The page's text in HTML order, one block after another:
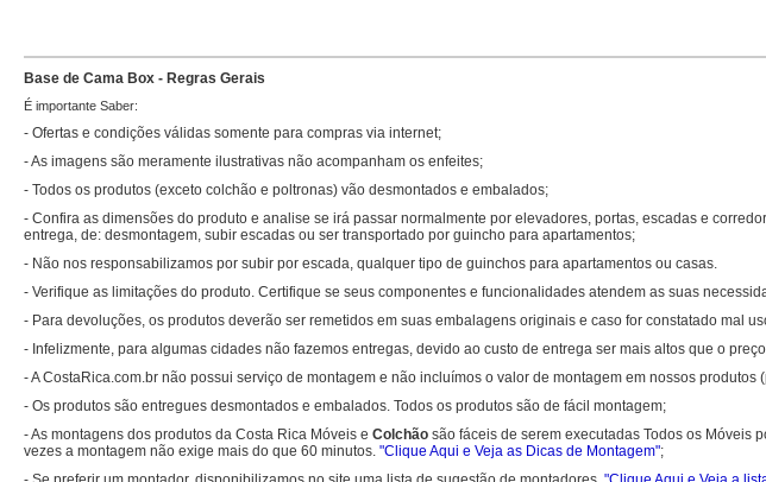
Base de Cama Box - Regras Gerais
É importante Saber:
- Ofertas e condições válidas somente para compras via internet;
- As imagens são meramente ilustrativas não acompanham os enfeites;
- Todos os produtos (exceto colchão e poltronas) vão desmontados e embalados;
- Confira as dimensões do produto e analise se irá passar normalmente por elevadores, portas, escadas e
entrega, de: desmontagem, subir escadas ou ser transportado por guincho para apartamentos;
- Não nos responsabilizamos por subir por escada, qualquer tipo de guinchos para apartamentos ou casas.
- Verifique as limitações do produto. Certifique se seus componentes e funcionalidades atendem as suas
- Para devoluções, os produtos deverão ser remetidos em suas embalagens originais e caso for constatado mal
- Infelizmente, para algumas cidades não fazemos entregas, devido ao custo de entrega ser mais altos que o
- A CostaRica.com.br não possui serviço de montagem e não incluímos o valor de montagem em nossos
- Os produtos são entregues desmontados e embalados. Todos os produtos são de fácil montagem;
- As montagens dos produtos da Costa Rica Móveis e Colchão são fáceis de serem executadas Todos os Móveis
vezes a montagem não exige mais do que 60 minutos. "Clique Aqui e Veja as Dicas de Montagem";